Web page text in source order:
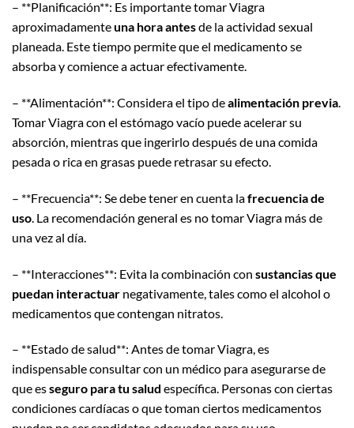
– **Planificación**: Es importante tomar Viagra
aproximadamenteuna hora antesde la actividad sexual
planeada. Este tiempo permite que el medicamento se
absorba y comience a actuar efectivamente.
– **Alimentación**: Considera el tipo dealimentación previa.
Tomar Viagra con el estómago vacío puede acelerar su
absorción, mientras que ingerirlo después de una comida
pesada o rica en grasas puede retrasar su efecto.
– **Frecuencia**: Se debe tener en cuenta lafrecuencia de
uso . La recomendación general es no tomar Viagra más de
una vez al día.
– **Interacciones**: Evita la combinación con sustancias que
puedan interactuar negativamente, tales como el alcohol o
medicamentos que contengan nitratos.
– **Estado de salud**: Antes de tomar Viagra, es
indispensable consultar con un médico para asegurarse de
que esseguro para tu salud específica. Personas con ciertas
condiciones cardíacas o que toman ciertos medicamentos